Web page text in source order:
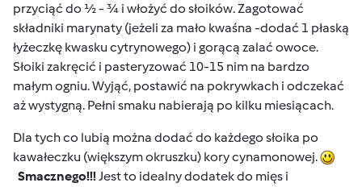
przyciąć do ½ - ¾ i włożyć do słoików. Zagotować
składniki marynaty (jeżeli za mało kwaśna -dodać 1 płaską
łyżeczkę kwasku cytrynowego) i gorącą zalać owoce.
Słoiki zakręcić i pasteryzować 10-15 nim na bardzo
małym ogniu. Wyjąć, postawić na pokrywkach i odczekać
aż wystygną. Pełni smaku nabierają po kilku miesiącach.
Dla tych co lubią można dodać do każdego słoika po
kawałeczku (większym okruszku) kory cynamonowej.
Smacznego!!!Jest to idealny dodatek do mięs i